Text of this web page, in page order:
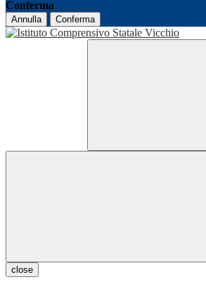
Conferma
Annulla Conferma
close